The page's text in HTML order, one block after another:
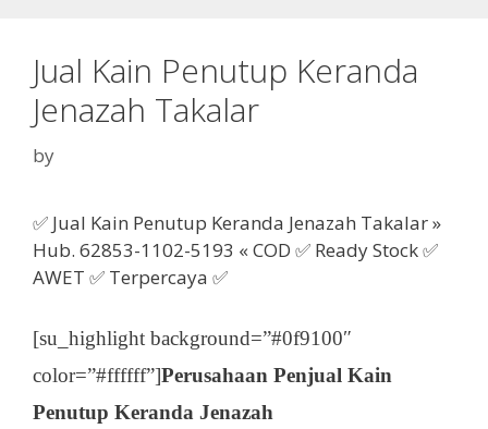
Jual Kain Penutup Keranda
Jenazah Takalar
by
✅ Jual Kain Penutup Keranda Jenazah Takalar »
Hub. 62853-1102-5193 « COD ✅ Ready Stock ✅
AWET ✅ Terpercaya ✅
[su_highlight background=”#0f9100″
color=”#ffffff”]Perusahaan Penjual Kain
Penutup Keranda Jenazah